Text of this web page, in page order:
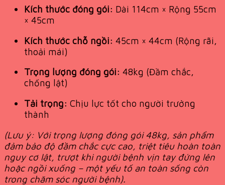
Kích thước đóng gói: Dài 114cm × Rộng 55cm
× 45cm
Kích thước chỗ ngồi: 45cm × 44cm (Rộng rãi,
thoải mái)
Trọng lượng đóng gói: 48kg (Đầm chắc,
chống lật)
Tải trọng: Chịu lực tốt cho người trưởng
thành
(Lưu ý: Với trọng lượng đóng gói 48kg, sản phẩm
đảm bảo độ đầm chắc cực cao, triệt tiêu hoàn toàn
nguy cơ lật, trượt khi người bệnh vịn tay đứng lên
hoặc ngồi xuống – một yếu tố an toàn sống còn
trong chăm sóc người bệnh).